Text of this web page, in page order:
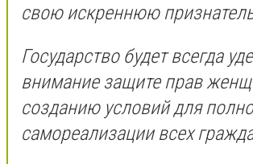
свою искреннюю
Государство будет всегда
внимание защите прав
созданию условий для
самореализации всех